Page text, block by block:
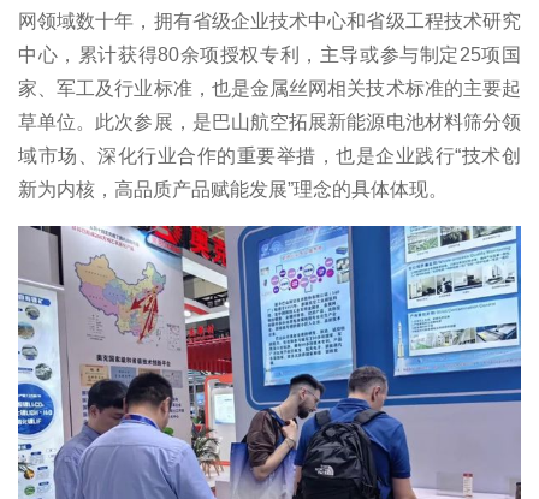
网领域数十年，拥有省级企业技术中心和省级工程技术研究
中心，累计获得80余项授权专利，主导或参与制定25项国
家、军工及行业标准，也是金属丝网相关技术标准的主要起
草单位。此次参展，是巴山航空拓展新能源电池材料筛分领
域市场、深化行业合作的重要举措，也是企业践行“技术创
新为内核，高品质产品赋能发展”理念的具体体现。